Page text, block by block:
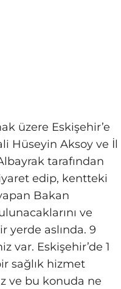
üzere Eskişehir’e
Hüseyin Aksoy ve İl
tarafından
edip, kentteki
Bakan
ve
yerde aslında. 9
var. Eskişehir’de 1
sağlık hizmet
ve bu konuda ne